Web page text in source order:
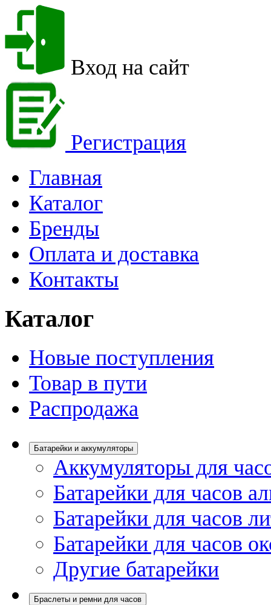
Вход на сайт
Регистрация
Главная
Каталог
Бренды
Оплата и доставка
Контакты
Каталог
Новые поступления
Товар в пути
Распродажа
Батарейки и аккумуляторы
Аккумуляторы для
Батарейки для часов
Батарейки для часов
Батарейки для часов
Другие батарейки
Браслеты и ремни для часов